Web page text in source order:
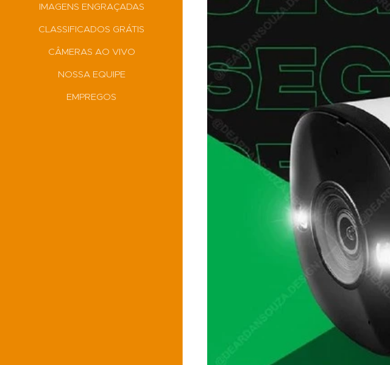
IMAGENS ENGRAÇADAS
CLASSIFICADOS GRÁTIS
CÂMERAS AO VIVO
NOSSA EQUIPE
EMPREGOS